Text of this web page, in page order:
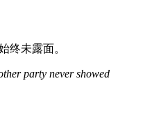
终未露面。
party never showed